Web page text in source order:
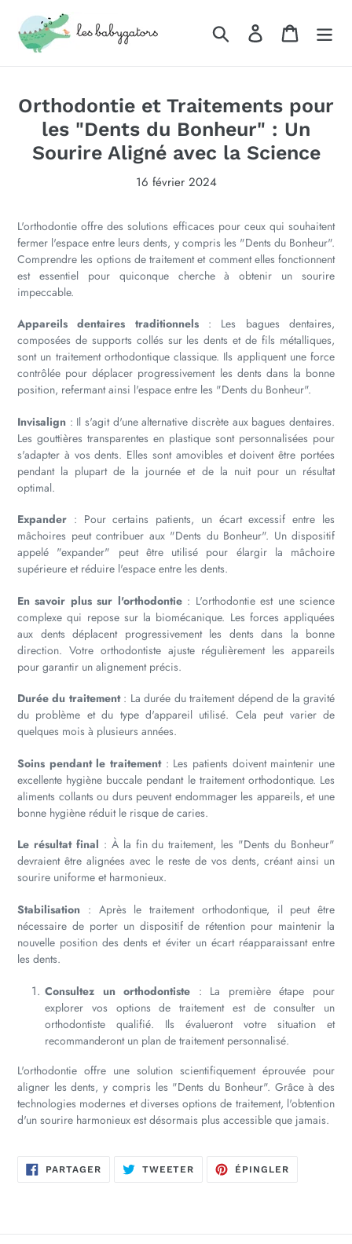
contenu
RechercherSe connecter
Panier
Orthodontie et Traitements pour
les "Dents du Bonheur" : Un
Sourire Aligné avec la Science
16 février 2024
L'orthodontie offre des solutions efficaces pour ceux qui souhaitent
fermer l'espace entre leurs dents, y compris les "Dents du Bonheur".
Comprendre les options de traitement et comment elles fonctionnent
est essentiel pour quiconque cherche à obtenir un sourire
impeccable.
Appareils dentaires traditionnels: Les bagues dentaires,
composées de supports collés sur les dents et de fils métalliques,
sont un traitement orthodontique classique. Ils appliquent une force
contrôlée pour déplacer progressivement les dents dans la bonne
position, refermant ainsi l'espace entre les "Dents du Bonheur".
Invisalign : Il s'agit d'une alternative discrète aux bagues dentaires.
Les gouttières transparentes en plastique sont personnalisées pour
s'adapter à vos dents. Elles sont amovibles et doivent être portées
pendant la plupart de la journée et de la nuit pour un résultat
optimal.
Expander : Pour certains patients, un écart excessif entre les
mâchoires peut contribuer aux "Dents du Bonheur". Un dispositif
appelé "expander" peut être utilisé pour élargir la mâchoire
supérieure et réduire l'espace entre les dents.
En savoir plus sur l'orthodontie: L'orthodontie est une science
complexe qui repose sur la biomécanique. Les forces appliquées
aux dents déplacent progressivement les dents dans la bonne
direction. Votre orthodontiste ajuste régulièrement les appareils
pour garantir un alignement précis.
Durée du traitement: La durée du traitement dépend de la gravité
du problème et du type d'appareil utilisé. Cela peut varier de
quelques mois à plusieurs années.
Soins pendant le traitement: Les patients doivent maintenir une
excellente hygiène buccale pendant le traitement orthodontique. Les
aliments collants ou durs peuvent endommager les appareils, et une
bonne hygiène réduit le risque de caries.
Le résultat final : À la fin du traitement, les "Dents du Bonheur"
devraient être alignées avec le reste de vos dents, créant ainsi un
sourire uniforme et harmonieux.
Stabilisation : Après le traitement orthodontique, il peut être
nécessaire de porter un dispositif de rétention pour maintenir la
nouvelle position des dents et éviter un écart réapparaissant entre
les dents.
Consultez un orthodontiste : La première étape pour
explorer vos options de traitement est de consulter un
orthodontiste qualifié. Ils évalueront votre situation et
recommanderont un plan de traitement personnalisé.
L'orthodontie offre une solution scientifiquement éprouvée pour
aligner les dents, y compris les "Dents du Bonheur". Grâce à des
technologies modernes et diverses options de traitement, l'obtention
d'un sourire harmonieux est désormais plus accessible que jamais.
PARTAGERPARTAGERTWEETER TWEETERÉPINGLER